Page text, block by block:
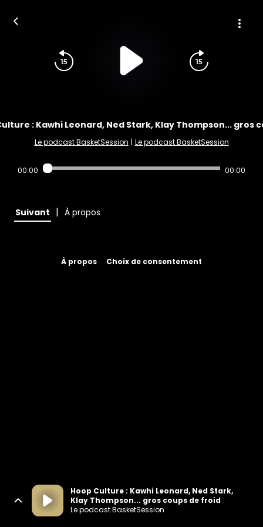
: Kawhi Leonard, Ned Stark, Klay Thompson... gros
Le podcast BasketSession | Le podcast BasketSession
00:00 00:00
Suivant | À propos
À propos Choix de consentement
Hoop Culture : Kawhi Leonard, Ned Stark,
Klay Thompson... gros coups de froid
Le podcast BasketSession